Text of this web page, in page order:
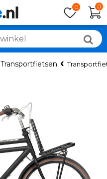
0 0
Transportfietsen